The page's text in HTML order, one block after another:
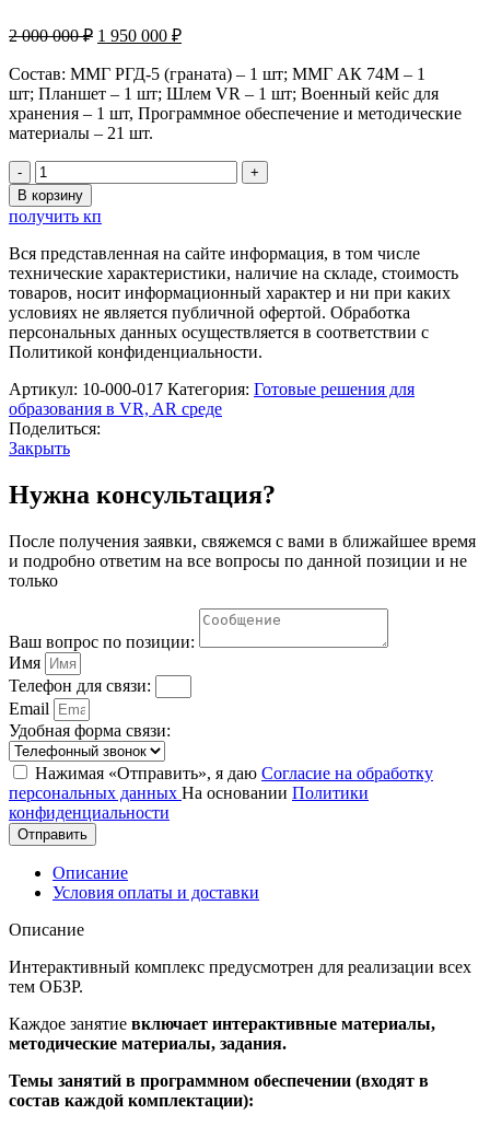
2 000 000₽ Первоначальная
составляла
2
000
000 ₽.
1 950 000 ₽Текущая
1
950
000 ₽.
Состав: ММГ РГД-5 (граната) – 1 шт; ММГ АК 74М – 1
шт; Планшет – 1 шт; Шлем VR – 1 шт; Военный кейс для
хранения – 1 шт, Программное обеспечение и методические
материалы – 21 шт.
Количество
товара
Образовательный
комплекс
«Военная
подготовка.
Основы
военных
знаний»
ОБЗР.
Комплектация
Максимальная.
(
Комплект
человек).
В корзину
получить кп
Вся представленная на сайте информация, в том числе
технические характеристики, наличие на складе, стоимость
товаров, носит информационный характер и ни при каких
условиях не является публичной офертой. Обработка
персональных данных осуществляется в соответствии с
Политикой конфиденциальности.
Артикул: 10-000-017 Категория: Готовые решения для
образования в VR, AR среде
Поделиться:
Закрыть
Нужна консультация?
После получения заявки, свяжемся с вами в ближайшее время
и подробно ответим на все вопросы по данной позиции и не
только
Ваш вопрос по позиции:
Имя
Телефон для связи:
Email
Удобная форма связи:
Нажимая «Отправить», я даю Согласие на обработку
персональных данных На основании Политики
конфиденциальности
Отправить
Описание
Условия оплаты и доставки
Описание
Интерактивный комплекс предусмотрен для реализации всех
тем ОБЗР.
Каждое занятие включает интерактивные материалы,
методические материалы, задания.
Темы занятий в программном обеспечении (входят в
состав каждой комплектации):